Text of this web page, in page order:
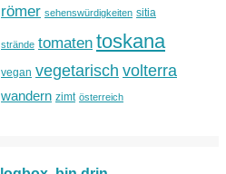
römer sehenswürdigkeiten sitia
strände tomaten toskana
vegan vegetarisch volterra
wandern zimt österreich